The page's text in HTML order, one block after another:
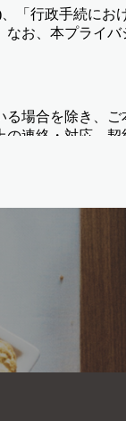
「行政手続にお
お、本プライ
場合を除き、
連絡・対応、
、個人情報等を
同利用会社、事
ません。
するご案内、採